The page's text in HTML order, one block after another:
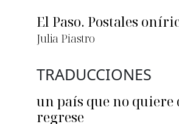
El Paso. Postales
Julia Piastro
TRADUCCIONES
un país que no quiere
regrese